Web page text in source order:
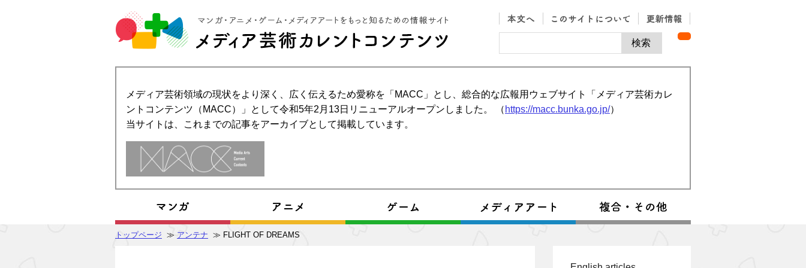
メディア芸術領域の現状をより深く、広く伝えるため愛称を「MACC」とし、総合的な広報用ウェブサイト「メディア芸術カレ
ントコンテンツ（MACC）」として令和5年2月13日リニューアルオープンしました。 （ https://macc.bunka.go.jp/）
当サイトは、これまでの記事をアーカイブとして掲載しています。
トップページ ≫ アンテナ ≫ FLIGHT OF DREAMS